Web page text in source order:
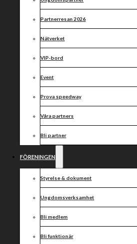
Partnerresan 2026
Nätverket
VIP-bord
Event
Prova speedway
Våra partners
Bli partner
FÖRENINGEN
Styrelse & dokument
Ungdomsverksamhet
Bli medlem
Bli funktionär
med
grannklubb!